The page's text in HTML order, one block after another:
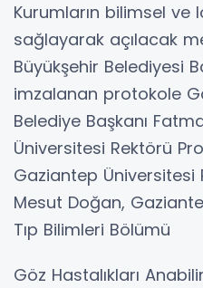
Kurumların bilimsel ve
sağlayarak açılacak
Büyükşehir Belediyesi
imzalanan protokole
Belediye Başkanı
Üniversitesi Rektörü
Gaziantep Üniversitesi
Mesut Doğan,
Tıp Bilimleri Bölümü
Göz Hastalıkları